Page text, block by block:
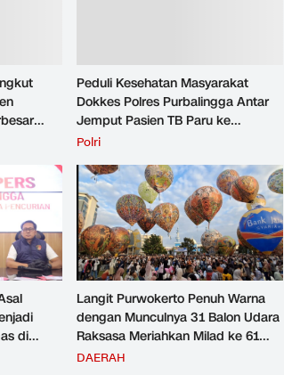
5
Peduli Kesehatan Masyarakat
Dokkes Polres Purbalingga Antar
Jemput Pasien TB Paru ke
Puskesmas
Polri
di
Langit Purwokerto Penuh Warna
dengan Munculnya 31 Balon Udara
Raksasa Meriahkan Milad ke 61
UMP Sedot Ribuan Warga
DAERAH